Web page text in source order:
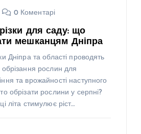
0 Коментарі
для саду: що
мешканцям Дніпра
Дніпра та області проводять
обрізання рослин для
та врожайності наступного
обрізати рослини у серпні?
літа стимулює ріст…